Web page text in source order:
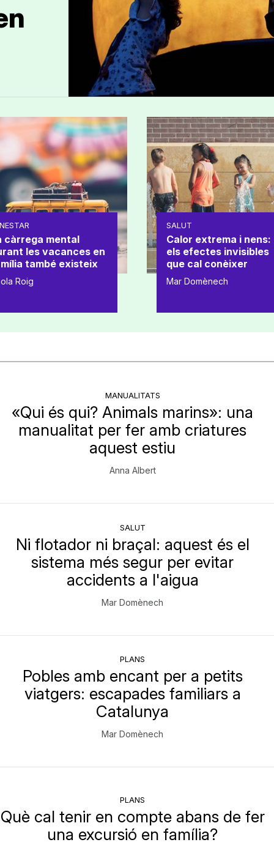
càrrega mental
les vacances en
també existeix
Roig
SALUT
Calor extrema i nens:
els efectes invisibles
que cal conèixer
Mar Domènech
MANUALITATS
«Qui és qui? Animals marins»: una
manualitat per fer amb criatures
aquest estiu
Anna Albert
SALUT
Ni flotador ni braçal: aquest és el
sistema més segur per evitar
accidents a l'aigua
Mar Domènech
PLANS
Pobles amb encant per a petits
viatgers: escapades familiars a
Catalunya
Mar Domènech
PLANS
Què cal tenir en compte abans de fer
una excursió en família?